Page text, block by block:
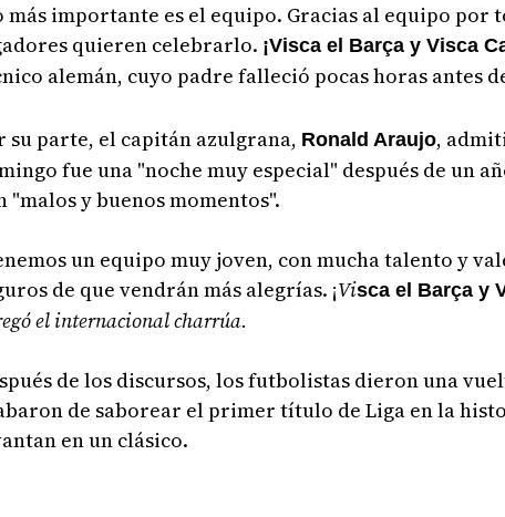
más importante es el equipo. Gracias al equipo por
quieren celebrarlo. ¡Visca el Barça y Visca
alemán, cuyo padre falleció pocas horas antes
su parte, el capitán azulgrana, Ronald Araujo,
fue una "noche muy especial" después de un
"malos y buenos momentos".
un equipo muy joven, con mucha talento y
de que vendrán más alegrías. ¡Visca el Barça y
el internacional charrúa.
de los discursos, los futbolistas dieron una
de saborear el primer título de Liga en la
en un clásico.